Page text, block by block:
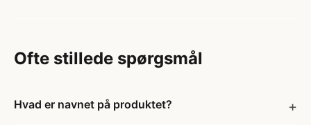
Ofte stillede spørgsmål
Hvad er navnet på produktet?